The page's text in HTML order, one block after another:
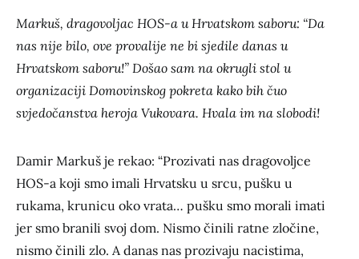
Markuš, dragovoljac HOS-a u Hrvatskom saboru: “Da
nas nije bilo, ove provalije ne bi sjedile danas u
Hrvatskom saboru!” Došao sam na okrugli stol u
organizaciji Domovinskog pokreta kako bih čuo
svjedočanstva heroja Vukovara. Hvala im na slobodi!
Damir Markuš je rekao: “Prozivati nas dragovoljce
HOS-a koji smo imali Hrvatsku u srcu, pušku u
rukama, krunicu oko vrata… pušku smo morali imati
jer smo branili svoj dom. Nismo činili ratne zločine,
nismo činili zlo. A danas nas prozivaju nacistima,